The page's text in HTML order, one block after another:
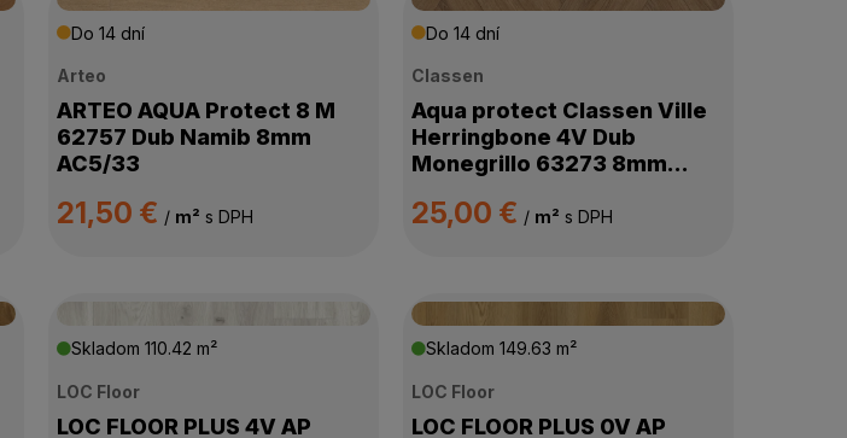
Do 14 dní
Arteo
ARTEO AQUA Protect 8 M
62757 Dub Namib 8mm
AC5/33
21,50 € / m² s DPH
Do 14 dní
Classen
Aqua protect Classen Ville
Herringbone 4V Dub
Monegrillo 63273 8mm
25,00 € / m² s DPH
Skladom 110.42 m²
LOC Floor
LOC FLOOR PLUS 4V AP
Skladom 149.63 m²
LOC Floor
LOC FLOOR PLUS 0V AP